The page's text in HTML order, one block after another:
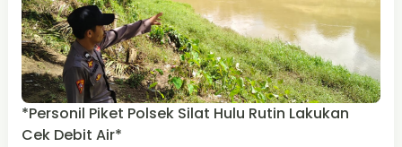
*Personil Piket Polsek Silat Hulu Rutin Lakukan
Cek Debit Air*